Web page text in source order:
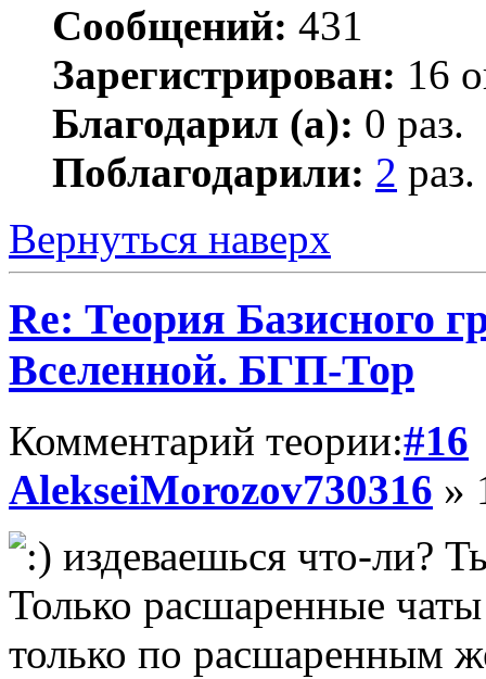
Сообщений: 431
Зарегистрирован: 16
Благодарил (а): 0 раз.
Поблагодарили: 2 раз.
Вернуться наверх
Re: Теория Базисного
Вселенной. БГП-Тор
Комментарий теории:#16
AlekseiMorozov730316 »
издеваешься что-ли?
Только расшаренные
только по расшаренным